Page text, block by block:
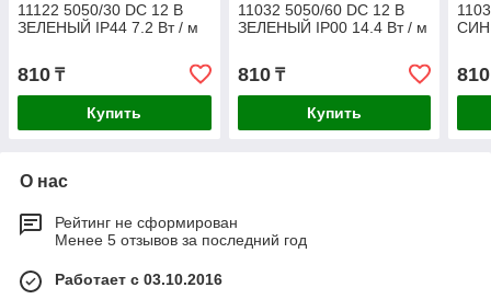
11122 5050/30 DC 12 В
ЗЕЛЕНЫЙ IP44 7.2 Вт / м
810 ₸
Купить
11032 5050/60 DC 12 В
ЗЕЛЕНЫЙ IP00 14.4 Вт / м
810₸
Купить
810
О нас
Рейтинг не сформирован
Менее 5 отзывов за последний год
Работает с 03.10.2016